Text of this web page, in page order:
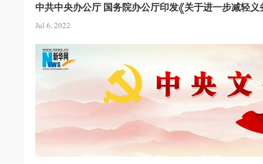
中共中央办公厅 国务院办公厅印发《关于进一步减轻
Jul 6, 2022